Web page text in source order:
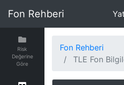
Fon Rehberi
Risk
Değerine
Göre
Fon Rehberi
TLE Fon